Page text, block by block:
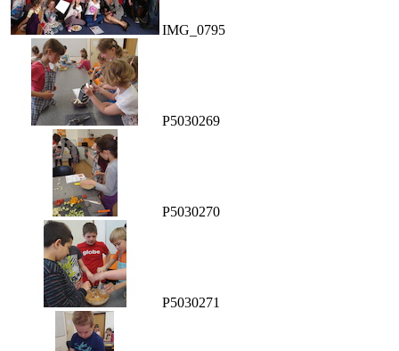
IMG_0795
P5030269
P5030270
P5030271